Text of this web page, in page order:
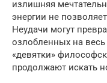
излишняя
энергии не
Неудачи могут
озлобленных на
«девятки»
продолжают искать